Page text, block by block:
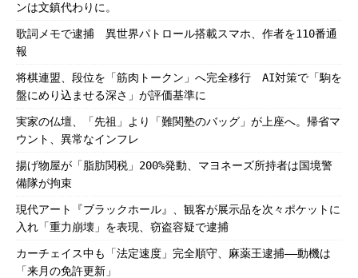
ンは文鎮代わりに。
歌詞メモで逮捕 異世界パトロール搭載スマホ、作者を110番通
報
将棋連盟、段位を「筋肉トークン」へ完全移行 AI対策で「駒を
盤にめり込ませる深さ」が評価基準に
実家の仏壇、「先祖」より「難関塾のバッグ」が上座へ。帰省マ
ウント、異常なインフレ
揚げ物屋が「脂肪関税」200%発動、マヨネーズ所持者は国境警
備隊が拘束
現代アート『ブラックホール』、観客が展示品を次々ポケットに
入れ「重力崩壊」を表現、窃盗容疑で逮捕
カーチェイス中も「法定速度」完全順守、麻薬王逮捕――動機は
「来月の免許更新」